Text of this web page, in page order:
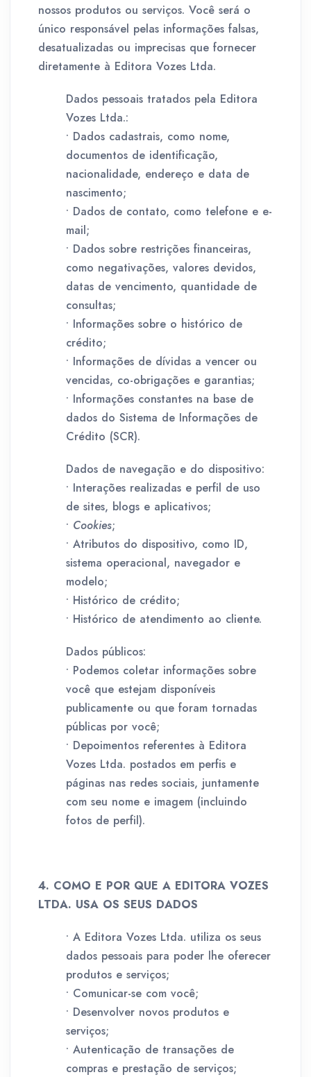
nossos produtos ou serviços. Você será o
único responsável pelas informações falsas,
desatualizadas ou imprecisas que fornecer
diretamente à Editora Vozes Ltda.
Dados pessoais tratados pela Editora
Vozes Ltda.:
• Dados cadastrais, como nome,
documentos de identificação,
nacionalidade, endereço e data de
nascimento;
• Dados de contato, como telefone e e-
mail;
• Dados sobre restrições financeiras,
como negativações, valores devidos,
datas de vencimento, quantidade de
consultas;
• Informações sobre o histórico de
crédito;
• Informações de dívidas a vencer ou
vencidas, co-obrigações e garantias;
• Informações constantes na base de
dados do Sistema de Informações de
Crédito (SCR).
Dados de navegação e do dispositivo:
• Interações realizadas e perfil de uso
de sites, blogs e aplicativos;
• Cookies;
• Atributos do dispositivo, como ID,
sistema operacional, navegador e
modelo;
• Histórico de crédito;
• Histórico de atendimento ao cliente.
Dados públicos:
• Podemos coletar informações sobre
você que estejam disponíveis
publicamente ou que foram tornadas
públicas por você;
• Depoimentos referentes à Editora
Vozes Ltda. postados em perfis e
páginas nas redes sociais, juntamente
com seu nome e imagem (incluindo
fotos de perfil).
4. COMO E POR QUE A EDITORA VOZES
LTDA. USA OS SEUS DADOS
• A Editora Vozes Ltda. utiliza os seus
dados pessoais para poder lhe oferecer
produtos e serviços;
• Comunicar-se com você;
• Desenvolver novos produtos e
serviços;
• Autenticação de transações de
compras e prestação de serviços;